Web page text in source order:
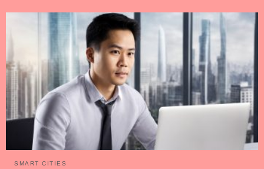
SMART CITIES